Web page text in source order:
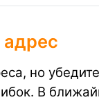
но
В